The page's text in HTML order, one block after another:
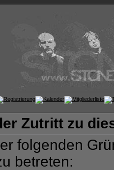
Zutritt zu
folgenden
betreten: